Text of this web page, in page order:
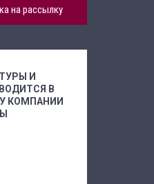
на рассылку
И
В
КОМПАНИИ